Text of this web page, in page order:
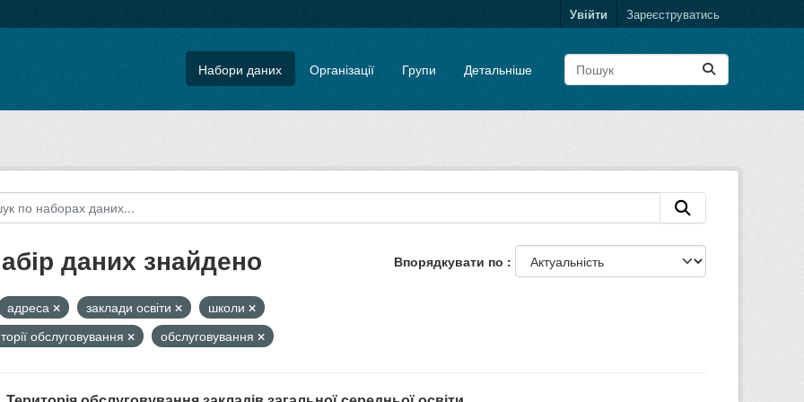
Увійти Зареєструватись
Набори даних Організації Групи Детальніше
Впорядкувати по
даних знайдено
адреса заклади освіти
школи
обслуговування
обслуговування